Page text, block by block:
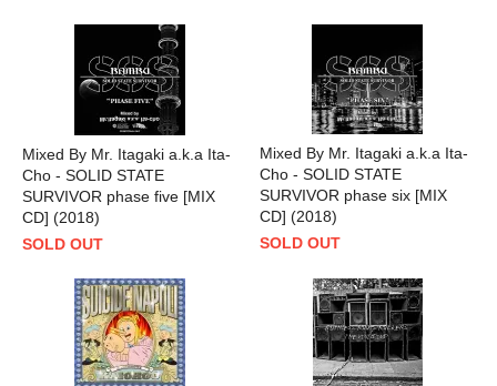
Mixed By Mr. Itagaki a.k.a Ita-
Cho - SOLID STATE
SURVIVOR phase five [MIX
CD] (2018)
SOLD OUT
Mixed By Mr. Itagaki a.k.a Ita-
Cho - SOLID STATE
SURVIVOR phase six [MIX
CD] (2018)
SOLD OUT